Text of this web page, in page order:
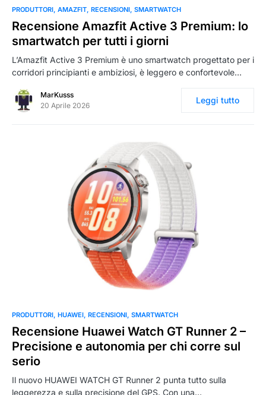
0
PRODUTTORI AMAZFIT RECENSIONI SMARTWATCH
Recensione Amazfit Active 3 Premium: lo
smartwatch per tutti i giorni
L’Amazfit Active 3 Premium è uno smartwatch progettato per i
corridori principianti e ambiziosi, è leggero e confortevole…
MarKusss
20 Aprile 2026
Leggi tutto
0
PRODUTTORI HUAWEI RECENSIONI SMARTWATCH
Recensione Huawei Watch GT Runner 2 –
Precisione e autonomia per chi corre sul
serio
Il nuovo HUAWEI WATCH GT Runner 2 punta tutto sulla
leggerezza e sulla precisione del GPS. Con una…